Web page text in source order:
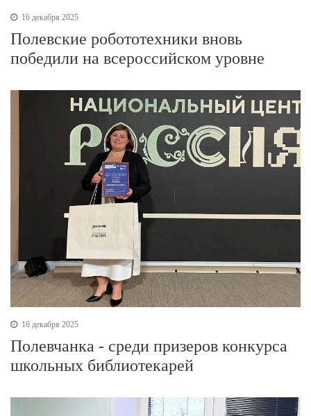
16 декабря 2025
Полевские робототехники вновь
победили на всероссийском уровне
16 декабря 2025
Полевчанка - среди призеров конкурса
школьных библиотекарей